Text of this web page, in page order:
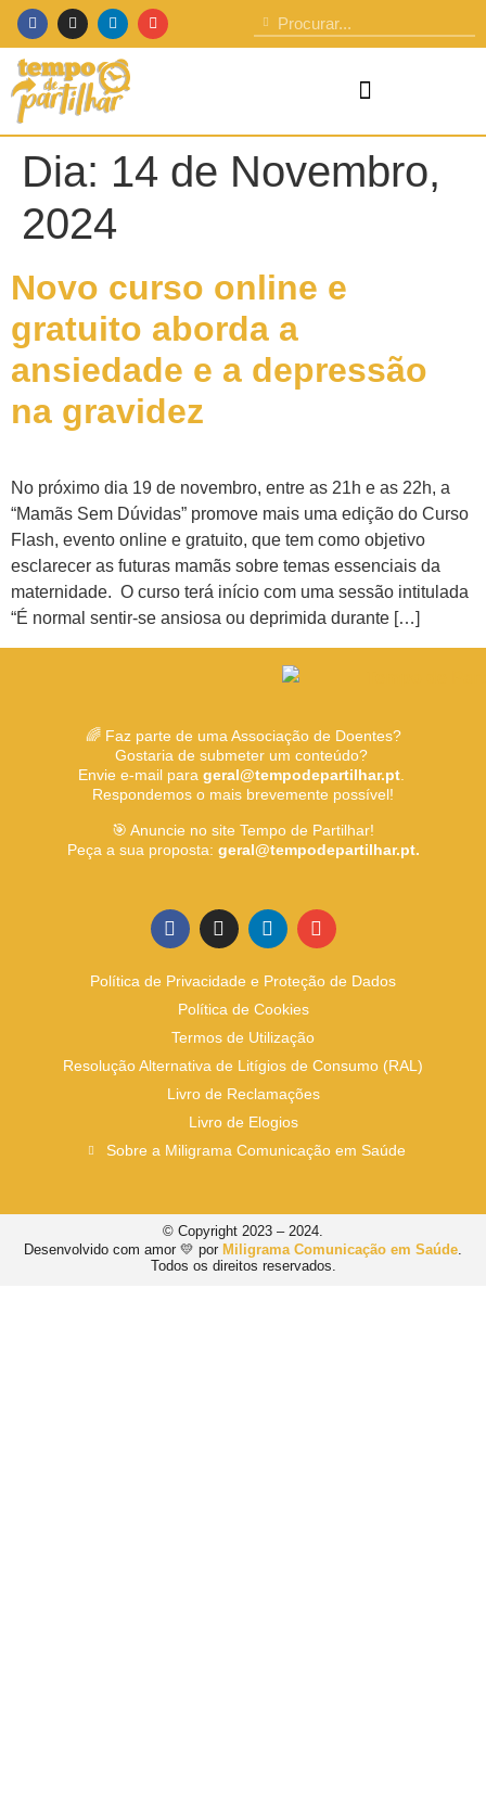
Dia: 14 de Novembro,
2024
Novo curso online e
gratuito aborda a
ansiedade e a depressão
na gravidez
No próximo dia 19 de novembro, entre as 21h e as 22h, a
“Mamãs Sem Dúvidas” promove mais uma edição do Curso
Flash, evento online e gratuito, que tem como objetivo
esclarecer as futuras mamãs sobre temas essenciais da
maternidade. O curso terá início com uma sessão intitulada
“É normal sentir-se ansiosa ou deprimida durante […]
🌈 Faz parte de uma Associação de Doentes?
Gostaria de submeter um conteúdo?
Envie e-mail para geral@tempodepartilhar.pt.
Respondemos o mais brevemente possível!
🎯 Anuncie no site Tempo de Partilhar!
Peça a sua proposta: geral@tempodepartilhar.pt.
Política de Privacidade e Proteção de Dados
Política de Cookies
Termos de Utilização
Resolução Alternativa de Litígios de Consumo (RAL)
Livro de Reclamações
Livro de Elogios
Sobre a Miligrama Comunicação em Saúde
© Copyright 2023 – 2024.
Desenvolvido com amor 💛 por Miligrama Comunicação em Saúde.
Todos os direitos reservados.